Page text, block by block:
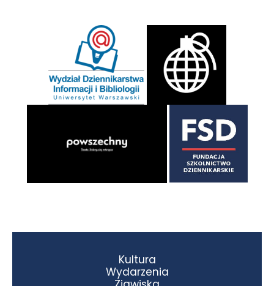
Kultura
Wydarzenia